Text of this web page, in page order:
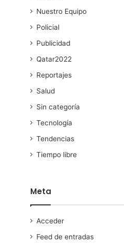
Nuestro Equipo
Policial
Publicidad
Qatar2022
Reportajes
Salud
Sin categoría
Tecnología
Tendencias
Tiempo libre
Meta
Acceder
Feed de entradas